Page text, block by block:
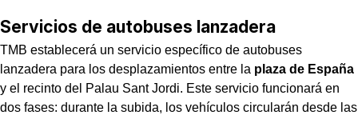
Servicios de autobuses lanzadera
TMB establecerá un servicio específico de autobuses
lanzadera para los desplazamientos entre la plaza de España
y el recinto del Palau Sant Jordi. Este servicio funcionará en
dos fases: durante la subida, los vehículos circularán desde las